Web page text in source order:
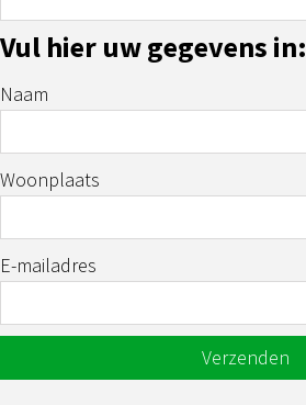
Vul hier uw gegevens in:
Naam
Woonplaats
E-mailadres